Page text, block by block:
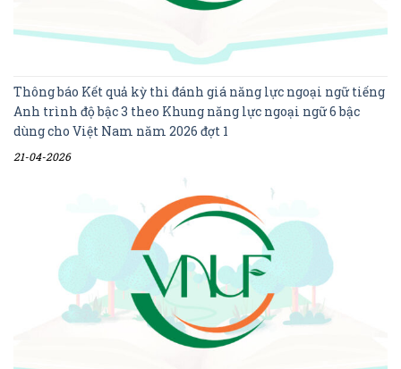
Thông báo Kết quả kỳ thi đánh giá năng lực ngoại ngữ tiếng
Anh trình độ bậc 3 theo Khung năng lực ngoại ngữ 6 bậc
dùng cho Việt Nam năm 2026 đợt 1
21-04-2026